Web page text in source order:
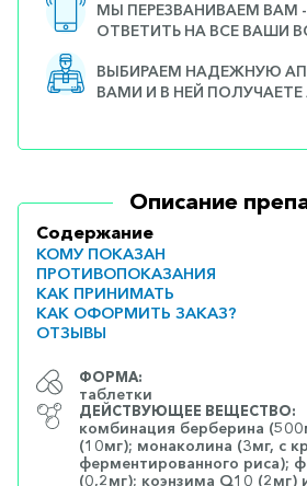
МЫ ПЕРЕЗВАНИВАЕМ ВАМ
ОТВЕТИТЬ НА ВСЕ ВАШИ
ВЫБИРАЕМ НАДЕЖНУЮ
ВАМИ И В НЕЙ
Описание
Содержание
КОМУ ПОКАЗАН
ПРОТИВОПОКАЗАНИЯ
КАК ПРИНИМАТЬ
КАК ОФОРМИТЬ ЗАКАЗ?
ОТЗЫВЫ
ФОРМА:
таблетки
ДЕЙСТВУЮЩЕЕ ВЕЩЕСТВО:
комбинация берберина
(10мг); монаколина (3мг, с
ферментированного риса);
(0,2мг); коэнзима Q10 (2мг)